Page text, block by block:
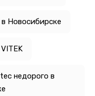
Новосибирске
недорого в